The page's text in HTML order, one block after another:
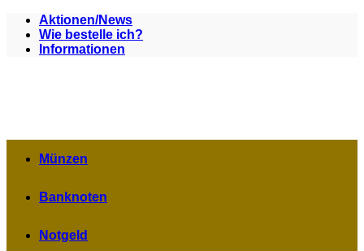
Zum
Inhalt
springen
Aktionen/News
Wie bestelle ich?
Informationen
Münzen
Banknoten
Notgeld